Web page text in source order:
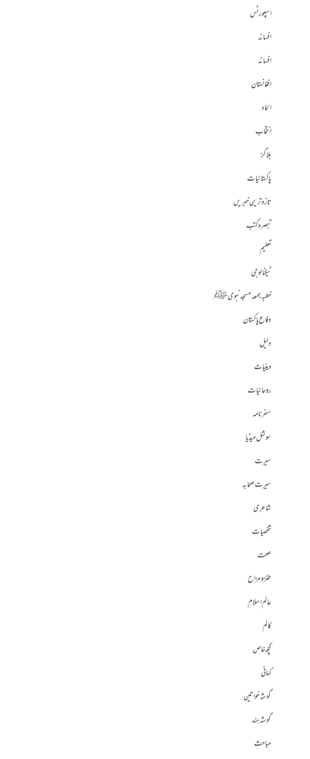
اسپورٹس
افسانہ
افسانہ
افغانستان
الحاد
انتخاب
بلاگز
پاکستانیات
تازہ ترین خبریں
تبصرہ کتب
تعلیم
ٹیکنالوجی
خطبہ جمعہ مسجد نبوی ﷺ
دفاع پاکستان
دلیل
دینیات
روحانیات
سفرنامہ
سوشل میڈیا
سیرت
سیرت صحابہ
شاعری
شخصیات
صحت
طنز و مزاح
عالم اسلام
کالم
کچھ خاص
کہانی
گوشہ خواتین
گوشہ ہند
مباحث